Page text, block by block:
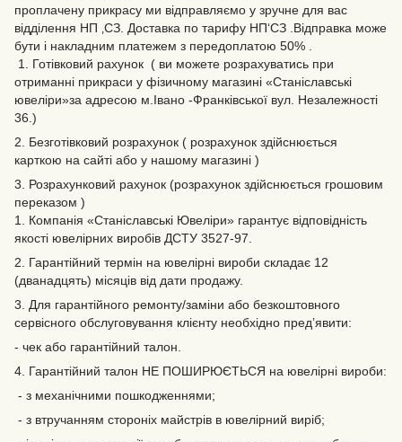
проплачену прикрасу ми відправляємо у зручне для вас
відділення НП ‚СЗ. Доставка по тарифу НП‘СЗ .Відправка може
бути і накладним платежем з передоплатою 50% .
1. Готівковий рахунок ( ви можете розрахуватись при
отриманні прикраси у фізичному магазині «Станіславські
ювеліри»за адресою м.Івано -Франківської вул. Незалежності
36.)
2. Безготівковий розрахунок ( розрахунок здійснюється
карткою на сайті або у нашому магазині )
3. Розрахунковий рахунок (розрахунок здійснюється грошовим
переказом )
1. Компанія «Станіславські Ювеліри» гарантує відповідність
якості ювелірних виробів ДСТУ 3527-97.
2. Гарантійний термін на ювелірні вироби складає 12
(дванадцять) місяців від дати продажу.
3. Для гарантійного ремонту/заміни або безкоштовного
сервісного обслуговування клієнту необхідно пред’явити:
- чек або гарантійний талон.
4. Гарантійний талон НЕ ПОШИРЮЄТЬСЯ на ювелірні вироби:
- з механічними пошкодженнями;
- з втручанням стороніх майстрів в ювелірний виріб;